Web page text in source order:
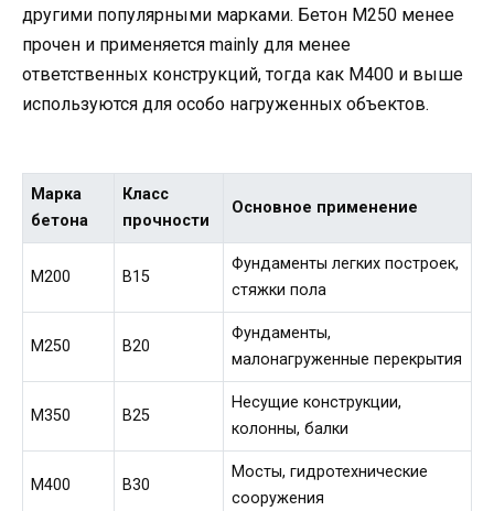
другими популярными марками. Бетон М250 менее
прочен и применяется mainly для менее
ответственных конструкций, тогда как М400 и выше
используются для особо нагруженных объектов.
Марка
бетона
Класс
прочности
Основное применение
М200 В15
Фундаменты легких построек,
стяжки пола
М250 В20
Фундаменты,
малонагруженные перекрытия
М350 В25
Несущие конструкции,
колонны, балки
М400 В30
Мосты, гидротехнические
сооружения